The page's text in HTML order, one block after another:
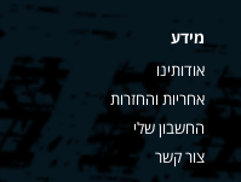
מידע
אודותינו
אחריות והחזרות
החשבון שלי
צור קשר